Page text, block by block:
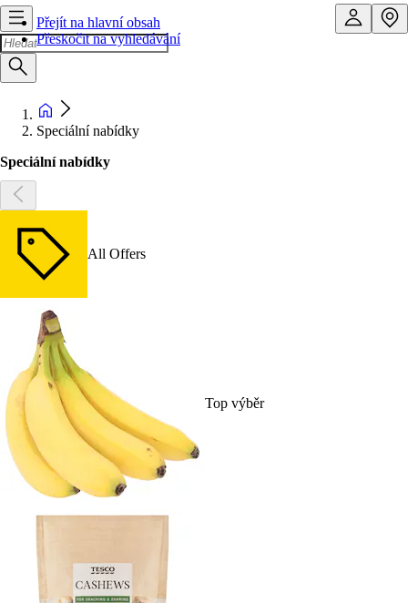
Přejít na hlavní obsah
Přeskočit na vyhledávání
Speciální nabídky
Speciální nabídky
All Offers
Top výběr